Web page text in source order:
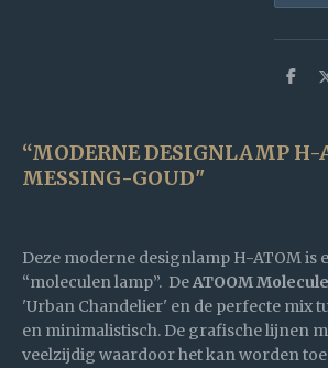
D
n
“MODERNE DESIGNLAMP H-
MESSING-GOUD"
Deze moderne designlamp H-ATOM is
“moleculen lamp”. DeATOOM
'Urban Chandelier' en de perfecte mix
en minimalistisch. De grafische lijnen
veelzijdig waardoor het kan worden